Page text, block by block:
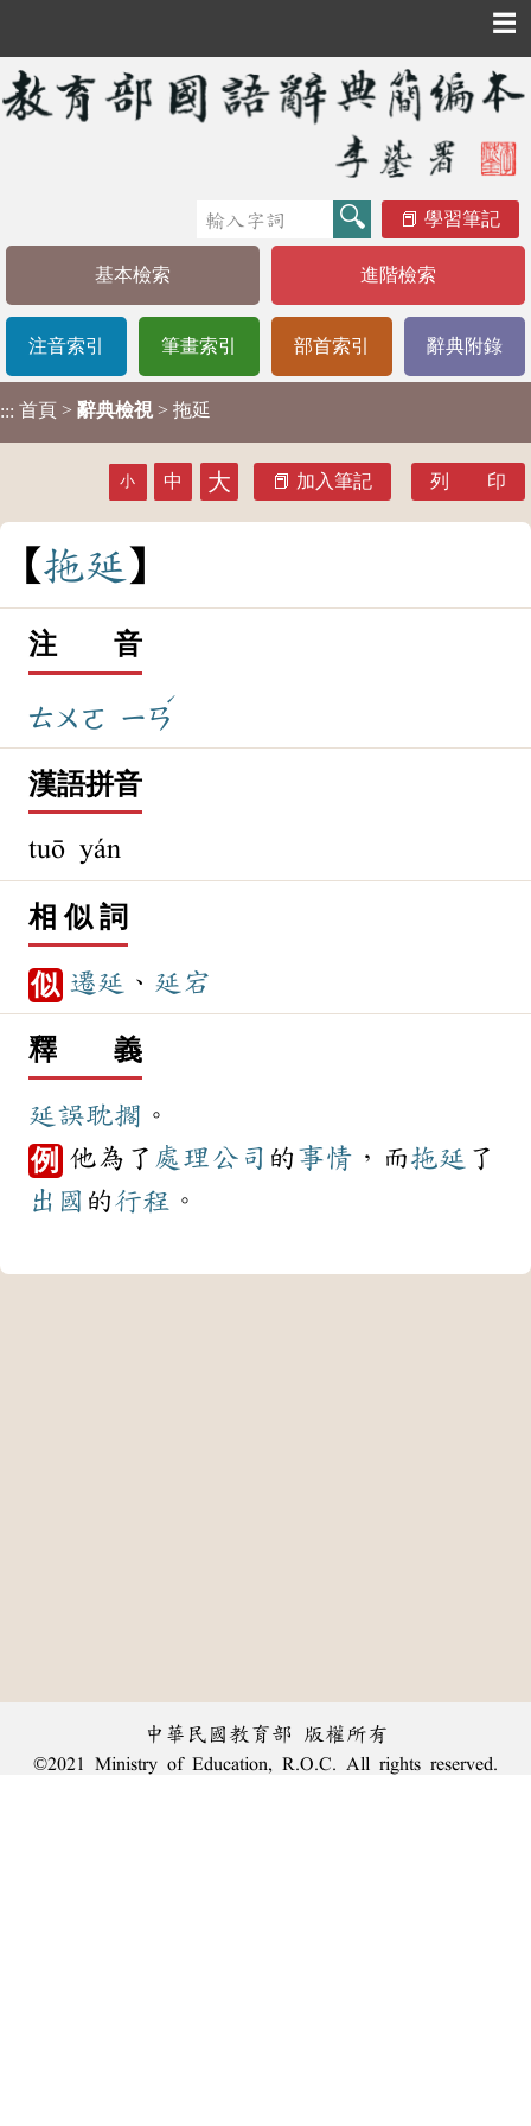
☰
學習筆記
基本檢索 進階檢索
注音索引 筆畫索引 部首索引 辭典附錄
::: 首頁 > 辭典檢視 > 拖延
小 中 大 加入筆記 列 印
拖延
注 音
ㄊㄨㄛ ㄧㄢ
ˊ
漢語拼音
tuō yán
相 似 詞
似 遷延 、 延宕
釋 義
延誤耽擱 。
例 他為了 處理公司 的 事情 ，而拖延 了
出國 的行程 。
中華民國教育部 版權所有
©2021 Ministry of Education, R.O.C. All rights reserved.